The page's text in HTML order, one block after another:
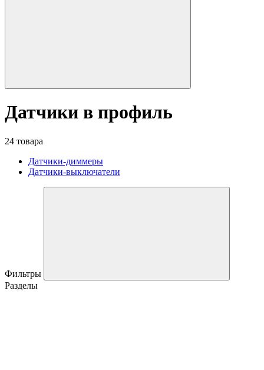
Датчики в профиль
24 товара
Датчики-диммеры
Датчики-выключатели
Фильтры
Разделы